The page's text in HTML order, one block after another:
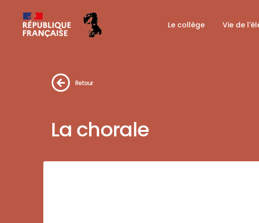
Le collège Vie de
Retour
La chorale